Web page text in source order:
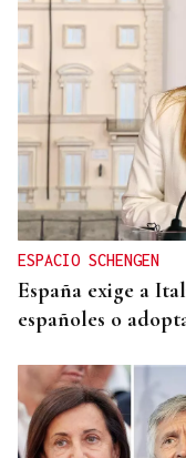
ESPACIO SCHENGEN
España exige a
españoles o